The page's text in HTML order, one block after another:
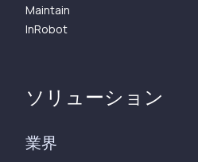
Maintain
InRobot
ソリューション
業界